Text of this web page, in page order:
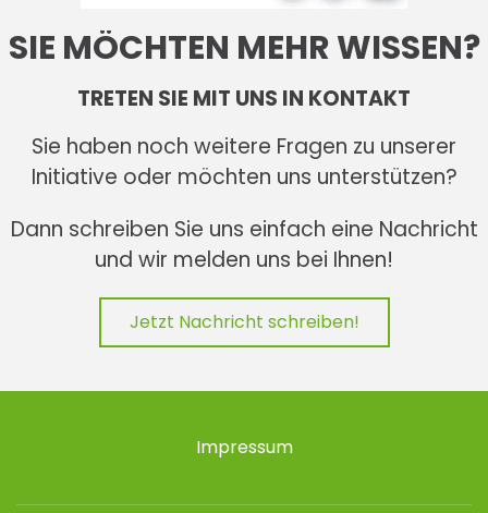
SIE MÖCHTEN MEHR WISSEN?
TRETEN SIE MIT UNS IN KONTAKT
Sie haben noch weitere Fragen zu unserer
Initiative oder möchten uns unterstützen?
Dann schreiben Sie uns einfach eine Nachricht
und wir melden uns bei Ihnen!
Jetzt Nachricht schreiben!
Impressum